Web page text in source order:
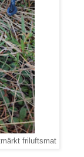
friluftsmat